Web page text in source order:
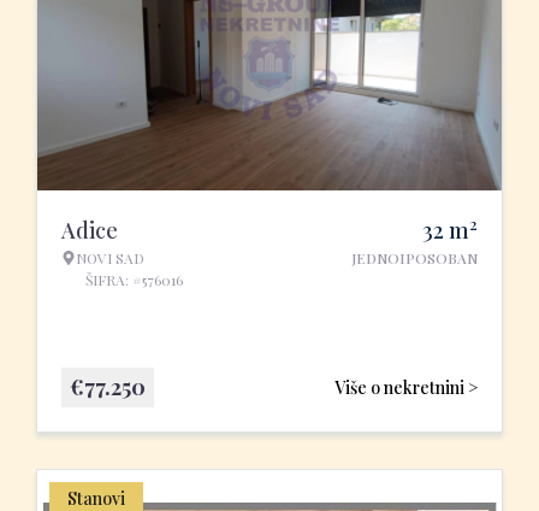
Adice
NOVI SAD
ŠIFRA: #576016
32 m2
JEDNOIPOSOBAN
Više o nekretnini >
€77.250
Stanovi